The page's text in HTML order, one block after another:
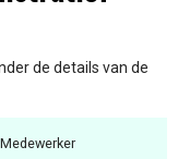
de details van de